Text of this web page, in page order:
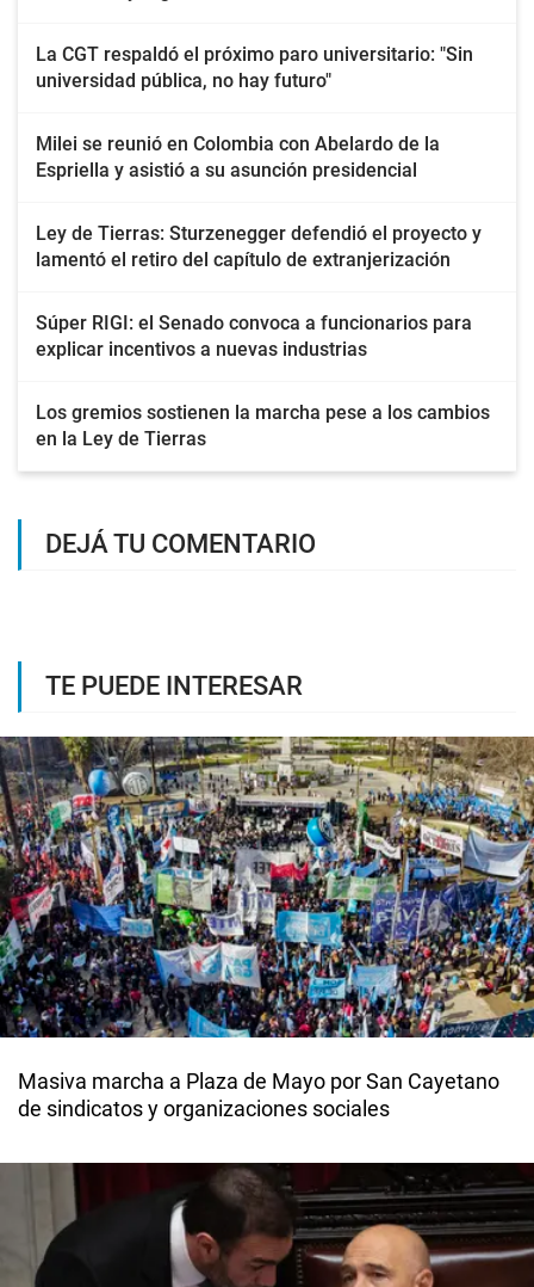
La CGT respaldó el próximo paro universitario: "Sin
universidad pública, no hay futuro"
Milei se reunió en Colombia con Abelardo de la
Espriella y asistió a su asunción presidencial
Ley de Tierras: Sturzenegger defendió el proyecto y
lamentó el retiro del capítulo de extranjerización
Súper RIGI: el Senado convoca a funcionarios para
explicar incentivos a nuevas industrias
Los gremios sostienen la marcha pese a los cambios
en la Ley de Tierras
DEJÁ TU COMENTARIO
TE PUEDE INTERESAR
Masiva marcha a Plaza de Mayo por San Cayetano
de sindicatos y organizaciones sociales